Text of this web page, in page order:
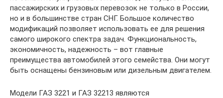
пассажирских и грузовых перевозок не только в России,
но и в большинстве стран СНГ. Большое количество
модификаций позволяет использовать ее для решения
самого широкого спектра задач. Функциональность,
экономичность, надежность – вот главные
преимущества автомобилей этого семейства. Они могут
быть оснащены бензиновым или дизельным двигателем.
Модели ГАЗ 3221 и ГАЗ 32213 являются